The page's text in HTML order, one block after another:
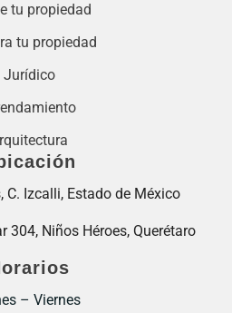
tu propiedad
tu propiedad
Jurídico
C. Izcalli, Estado de México
304, Niños Héroes, Querétaro
– Viernes